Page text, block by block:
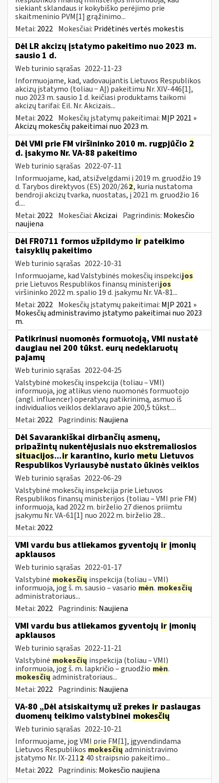
siekiant sklandaus ir kokybiško perėjimo prie
skaitmeninio PVM[1] grąžinimo...
Metai: 2022 Mokesčiai: Pridėtinės vertės mokestis
Dėl LR akcizų įstatymo pakeitimo nuo 2023 m.
sausio 1 d.
Web turinio sąrašas 2022-11-23
Informuojame, kad, vadovaujantis Lietuvos Respublikos
akcizų įstatymo (toliau − AĮ) pakeitimu Nr. XIV-446[1],
nuo 2023 m. sausio 1 d. keičiasi produktams taikomi
akcizų tarifai: Eil. Nr. Akcizais...
Metai: 2022 Mokesčių įstatymų pakeitimai: MĮP 2021 »
Akcizų mokesčių pakeitimai nuo 2023 m.
Dėl VMI prie FM viršininko 2010 m. rugpjūčio 2
d. įsakymo Nr. VA-88 pakeitimo
Web turinio sąrašas 2022-07-11
Informuojame, kad, atsižvelgdami į 2019 m. gruodžio 19
d. Tarybos direktyvos (ES) 2020/262, kuria nustatoma
bendroji akcizų tvarka, nuostatas, į 2021 m. gruodžio 16
d....
Metai: 2022 Mokesčiai:Akcizai Pagrindinis: Mokesčio
naujiena
Dėl FR0711 formos užpildymo ir pateikimo
taisyklių pakeitimo
Web turinio sąrašas 2022-10-31
Informuojame, kad Valstybinės mokesčių inspekcijos
prie Lietuvos Respublikos finansų ministerijos
viršininko 2022 m. spalio 19 d. įsakymu Nr. VA-81...
Metai: 2022 Mokesčių įstatymų pakeitimai: MĮP 2021 »
Mokesčių administravimo įstatymo pakeitimai nuo 2023
m.
Patikrinusi nuomonės formuotoją, VMI nustatė
daugiau nei 200 tūkst. eurų nedeklaruotų
pajamų
Web turinio sąrašas 2022-04-25
Valstybinė mokesčių inspekcija (toliau – VMI)
informuoja, jog atlikus vieno nuomonės formuotojo
(angl. influencer) operatyvų patikrinimą, asmuo iš
individualios veiklos deklaravo apie 200,5 tūkst....
Metai: 2022 Pagrindinis: Naujiena
Dėl Savarankiškai dirbančių asmenų,
pripažintų nukentėjusiais nuo ekstremaliosios
situacijos...ir karantino, kurio metu Lietuvos
Respublikos Vyriausybė nustato ūkinės veiklos
Web turinio sąrašas 2022-06-29
Valstybinė mokesčių inspekcija prie Lietuvos
Respublikos finansų ministerijos (toliau – VMI prie FM)
informuoja, kad 2022 m. birželio 27 dienos priimtu
įsakymu Nr. VA-61[1] nuo 2022 m. birželio 28...
Metai: 2022
VMI vardu bus atliekamos gyventojų ir įmonių
apklausos
Web turinio sąrašas 2022-01-17
Valstybinė mokesčių inspekcija (toliau – VMI)
informuoja, jog š. m. sausio – vasario mėn. mokesčių
administratoriaus...
Metai: 2022 Pagrindinis: Naujiena
VMI vardu bus atliekamos gyventojų ir įmonių
apklausos
Web turinio sąrašas 2022-11-21
Valstybinė mokesčių inspekcija (toliau – VMI)
informuoja, jog š. m. lapkričio – gruodžio mėn.
mokesčių administratoriaus...
Metai: 2022 Pagrindinis: Naujiena
VA-80 „Dėl atsiskaitymų už prekes ir paslaugas
duomenų teikimo valstybinei mokesčių
Web turinio sąrašas 2022-10-21
Informuojame, jog VMI prie FM[1], įgyvendindama
Lietuvos Respublikos mokesčių administravimo
įstatymo Nr. IX-2112 40 straipsnio pakeitimo...
Metai: 2022 Pagrindinis: Mokesčio naujiena